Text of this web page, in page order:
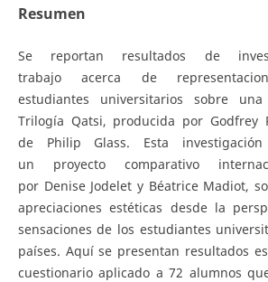
Resumen
Se reportan resultados de
trabajo acerca de
estudiantes universitarios sobre
Trilogía Qatsi, producida por Godfrey
de Philip Glass. Esta
un proyecto comparativo
por Denise Jodelet y Béatrice Madiot,
apreciaciones estéticas desde la
sensaciones de los estudiantes
países. Aquí se presentan resultados
cuestionario aplicado a 72 alumnos